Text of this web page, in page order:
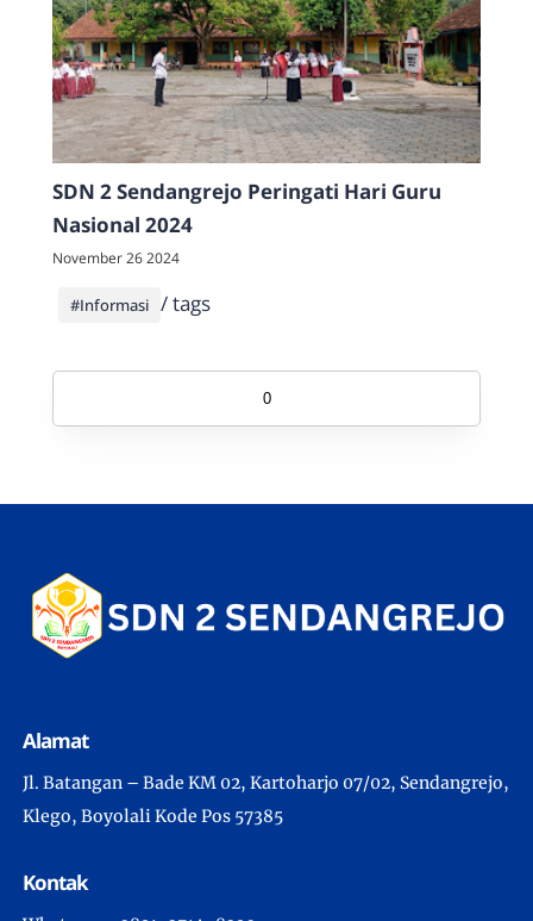
SDN 2 Sendangrejo Peringati Hari Guru
Nasional 2024
November 26 2024
/ tags
#Informasi
0
Alamat
Jl. Batangan – Bade KM 02, Kartoharjo 07/02, Sendangrejo,
Klego, Boyolali Kode Pos 57385
Kontak